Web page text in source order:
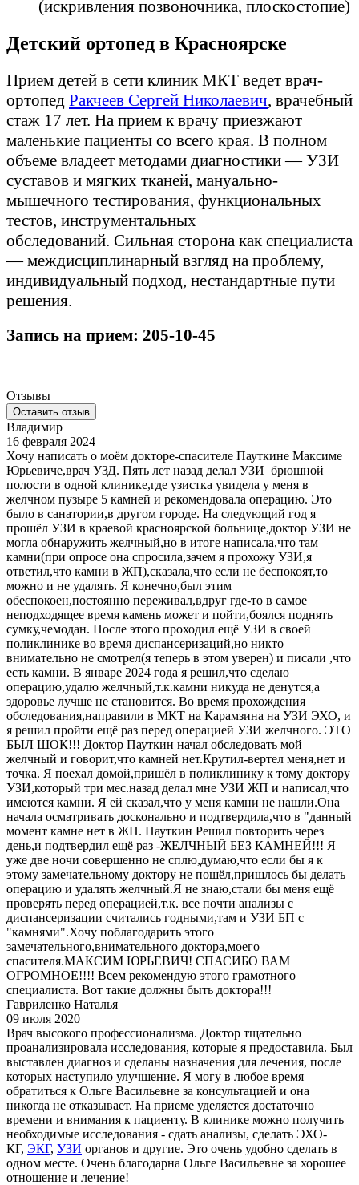
(искривления позвоночника, плоскостопие)
Детский ортопед в Красноярске
Прием детей в сети клиник МКТ ведет врач-
ортопед Ракчеев Сергей Николаевич, врачебный
стаж 17 лет. На прием к врачу приезжают
маленькие пациенты со всего края. В полном
объеме владеет методами диагностики — УЗИ
суставов и мягких тканей, мануально-
мышечного тестирования, функциональных
тестов, инструментальных
обследований. Сильная сторона как специалиста
— междисциплинарный взгляд на проблему,
индивидуальный подход, нестандартные пути
решения.
Запись на прием: 205-10-45
Отзывы
Оставить отзыв
Владимир
16 февраля 2024
Хочу написать о моём докторе-спасителе Пауткине Максиме
Юрьевиче,врач УЗД. Пять лет назад делал УЗИ брюшной
полости в одной клинике,где узистка увидела у меня в
желчном пузыре 5 камней и рекомендовала операцию. Это
было в санатории,в другом городе. На следующий год я
прошёл УЗИ в краевой красноярской больнице,доктор УЗИ не
могла обнаружить желчный,но в итоге написала,что там
камни(при опросе она спросила,зачем я прохожу УЗИ,я
ответил,что камни в ЖП),сказала,что если не беспокоят,то
можно и не удалять. Я конечно,был этим
обеспокоен,постоянно переживал,вдруг где-то в самое
неподходящее время камень может и пойти,боялся поднять
сумку,чемодан. После этого проходил ещё УЗИ в своей
поликлинике во время диспансеризаций,но никто
внимательно не смотрел(я теперь в этом уверен) и писали ,что
есть камни. В январе 2024 года я решил,что сделаю
операцию,удалю желчный,т.к.камни никуда не денутся,а
здоровье лучше не становится. Во время прохождения
обследования,направили в МКТ на Карамзина на УЗИ ЭХО, и
я решил пройти ещё раз перед операцией УЗИ желчного. ЭТО
БЫЛ ШОК!!! Доктор Пауткин начал обследовать мой
желчный и говорит,что камней нет.Крутил-вертел меня,нет и
точка. Я поехал домой,пришёл в поликлинику к тому доктору
УЗИ,который три мес.назад делал мне УЗИ ЖП и написал,что
имеются камни. Я ей сказал,что у меня камни не нашли.Она
начала осматривать досконально и подтвердила,что в "данный
момент камне нет в ЖП. Пауткин Решил повторить через
день,и подтвердил ещё раз -ЖЕЛЧНЫЙ БЕЗ КАМНЕЙ!!! Я
уже две ночи совершенно не сплю,думаю,что если бы я к
этому замечательному доктору не пошёл,пришлось бы делать
операцию и удалять желчный.Я не знаю,стали бы меня ещё
проверять перед операцией,т.к. все почти анализы с
диспансеризации считались годными,там и УЗИ БП с
"камнями".Хочу поблагодарить этого
замечательного,внимательного доктора,моего
спасителя.МАКСИМ ЮРЬЕВИЧ! СПАСИБО ВАМ
ОГРОМНОЕ!!!! Всем рекомендую этого грамотного
специалиста. Вот такие должны быть доктора!!!
Гавриленко Наталья
09 июля 2020
Врач высокого профессионализма. Доктор тщательно
проанализировала исследования, которые я предоставила. Был
выставлен диагноз и сделаны назначения для лечения, после
которых наступило улучшение. Я могу в любое время
обратиться к Ольге Васильевне за консультацией и она
никогда не отказывает. На приеме уделяется достаточно
времени и внимания к пациенту. В клинике можно получить
необходимые исследования - сдать анализы, сделать ЭХО-
КГ, ЭКГ, УЗИ органов и другие. Это очень удобно сделать в
одном месте. Очень благодарна Ольге Васильевне за хорошее
отношение и лечение!